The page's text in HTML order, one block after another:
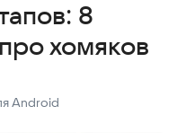
8
хомяков
Android